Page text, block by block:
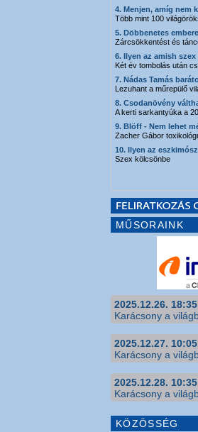
4. Menjen, amíg nem
Több mint 100
5. Döbbenetes
Zárcsökkentést és
6. Ilyen az amish szex
Két év tombolás után
7. Nádas Tamás
Lezuhant a műrepülő
8. Csodanövény
A kerti sarkantyúka a
9. Blöff - Nem lehet
Zacher Gábor
10. Ilyen az
Szex kölcsönbe
MŰSORAINK
2025.12.26.
Karácsony a
2025.12.27.
Karácsony a
2025.12.28.
Karácsony a
KÖZÖSSÉG